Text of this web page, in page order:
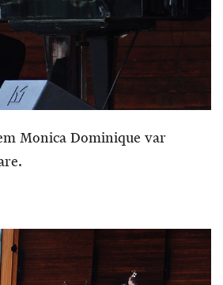
Monica Dominique var